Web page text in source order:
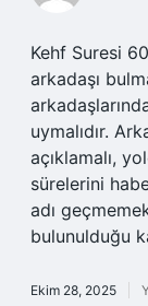
Kehf Suresi
arkadaşı
uymalıdır.
açıklamalı,
sürelerini
adı
bulunulduğu
Ekim 28, 2025